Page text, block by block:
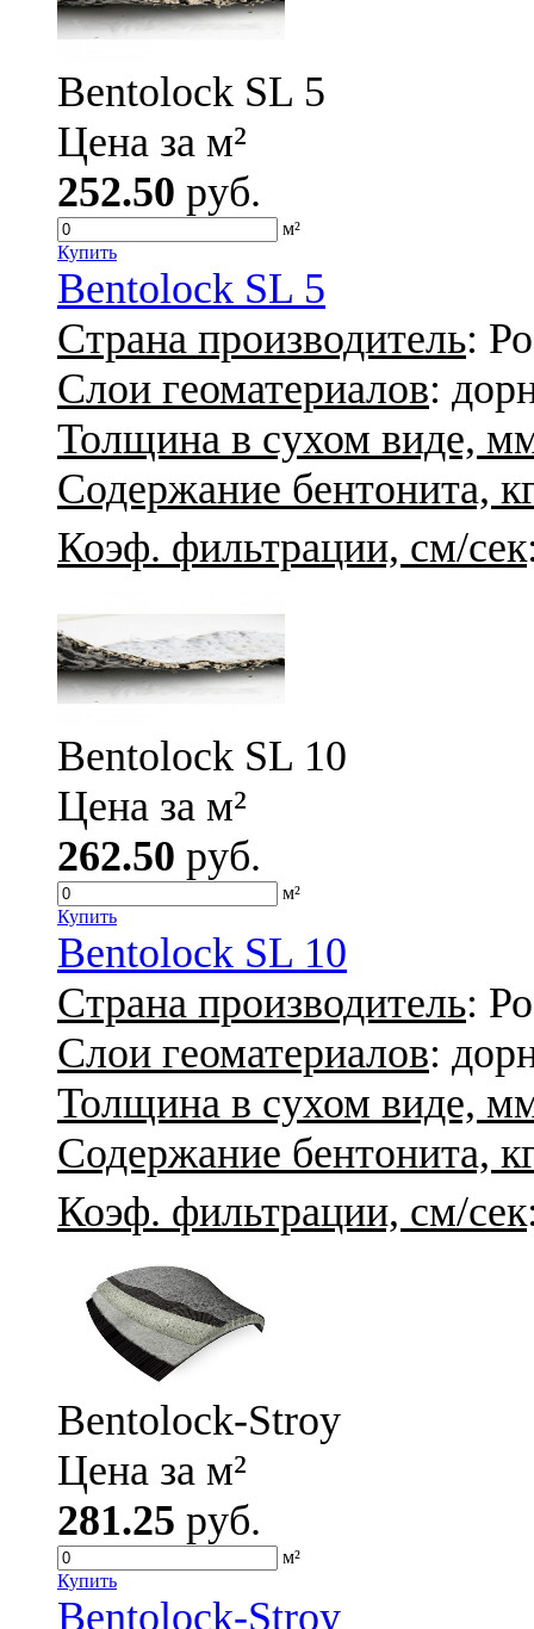
Bentolock SL 5
Цена за м²
252.50 руб.
м²
Купить
Bentolock SL 5
Страна производитель:
Слои геоматериалов:
Толщина в сухом виде,
Содержание бентонита,
Коэф. фильтрации, см/сек
Bentolock SL 10
Цена за м²
262.50 руб.
м²
Купить
Bentolock SL 10
Страна производитель:
Слои геоматериалов:
Толщина в сухом виде,
Содержание бентонита,
Коэф. фильтрации, см/сек
Bentolock-Stroy
Цена за м²
281.25 руб.
м²
Купить
Bentolock-Stroy